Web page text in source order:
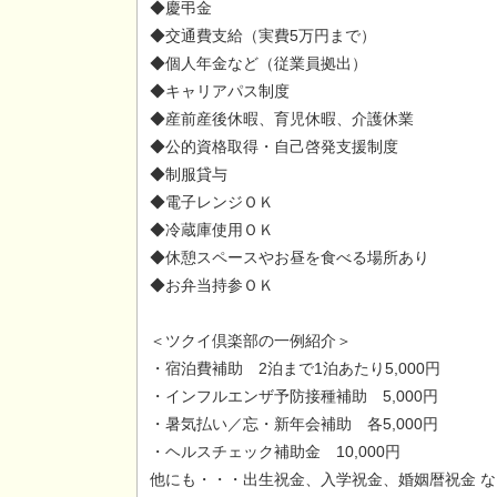
◆慶弔金
◆交通費支給（実費5万円まで）
◆個人年金など（従業員拠出）
◆キャリアパス制度
◆産前産後休暇、育児休暇、介護休業
◆公的資格取得・自己啓発支援制度
◆制服貸与
◆電子レンジＯＫ
◆冷蔵庫使用ＯＫ
◆休憩スペースやお昼を食べる場所あり
◆お弁当持参ＯＫ
＜ツクイ倶楽部の一例紹介＞
・宿泊費補助 2泊まで1泊あたり5,000円
・インフルエンザ予防接種補助 5,000円
・暑気払い／忘・新年会補助 各5,000円
・ヘルスチェック補助金 10,000円
他にも・・・出生祝金、入学祝金、婚姻暦祝金